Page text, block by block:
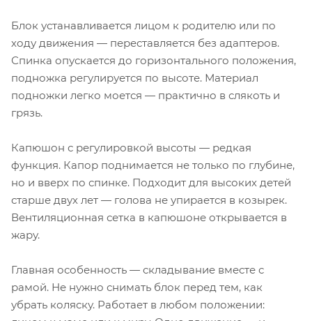
Блок устанавливается лицом к родителю или по
ходу движения — переставляется без адаптеров.
Спинка опускается до горизонтального положения,
подножка регулируется по высоте. Материал
подножки легко моется — практично в слякоть и
грязь.
Капюшон с регулировкой высоты — редкая
функция. Капор поднимается не только по глубине,
но и вверх по спинке. Подходит для высоких детей
старше двух лет — голова не упирается в козырек.
Вентиляционная сетка в капюшоне открывается в
жару.
Главная особенность — складывание вместе с
рамой. Не нужно снимать блок перед тем, как
убрать коляску. Работает в любом положении: